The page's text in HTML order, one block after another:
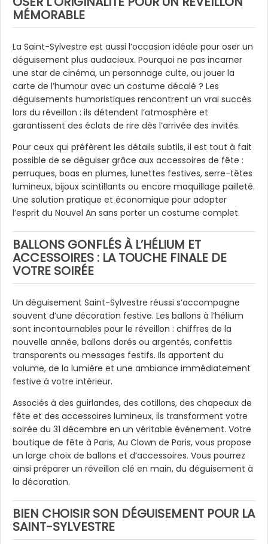
MÉMORABLE
La Saint-Sylvestre est aussi l’occasion idéale pour oser un
déguisement plus audacieux. Pourquoi ne pas incarner
une star de cinéma, un personnage culte, ou jouer la
carte de l’humour avec un costume décalé ? Les
déguisements humoristiques rencontrent un vrai succès
lors du réveillon : ils détendent l’atmosphère et
garantissent des éclats de rire dès l’arrivée des invités.
Pour ceux qui préfèrent les détails subtils, il est tout à fait
possible de se déguiser grâce aux accessoires de fête :
perruques, boas en plumes, lunettes festives, serre-têtes
lumineux, bijoux scintillants ou encore maquillage pailleté.
Une solution pratique et économique pour adopter
l’esprit du Nouvel An sans porter un costume complet.
BALLONS GONFLÉS À L’HÉLIUM ET
ACCESSOIRES : LA TOUCHE FINALE DE
VOTRE SOIRÉE
Un déguisement Saint-Sylvestre réussi s’accompagne
souvent d’une décoration festive. Les ballons à l’hélium
sont incontournables pour le réveillon : chiffres de la
nouvelle année, ballons dorés ou argentés, confettis
transparents ou messages festifs. Ils apportent du
volume, de la lumière et une ambiance immédiatement
festive à votre intérieur.
Associés à des guirlandes, des cotillons, des chapeaux de
fête et des accessoires lumineux, ils transforment votre
soirée du 31 décembre en un véritable événement. Votre
boutique de fête à Paris, Au Clown de Paris, vous propose
un large choix de ballons et d’accessoires. Vous pourrez
ainsi préparer un réveillon clé en main, du déguisement à
la décoration.
BIEN CHOISIR SON DÉGUISEMENT POUR LA
SAINT-SYLVESTRE